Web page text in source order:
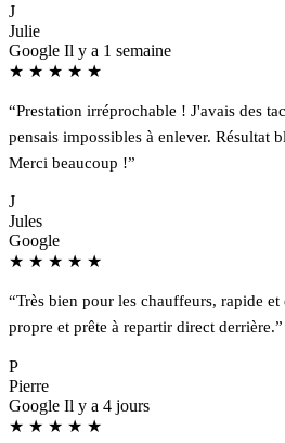
J
Julie
Google Il y a 1 semaine
★ ★ ★ ★ ★
“Prestation irréprochable ! J'avais des
pensais impossibles à enlever. Résultat
Merci beaucoup !”
J
Jules
Google
★ ★ ★ ★ ★
“Très bien pour les chauffeurs, rapide
propre et prête à repartir direct derrière.”
P
Pierre
Google Il y a 4 jours
★ ★ ★ ★ ★